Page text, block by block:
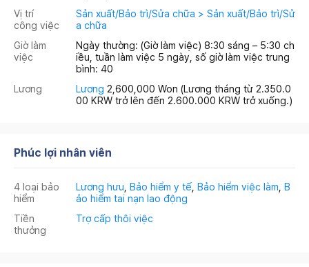
Vị trí
công việc
Sản xuất/Bảo trì/Sửa chữa > Sản xuất/Bảo trì/Sử
a chữa
Giờ làm
việc
Ngày thường: (Giờ làm việc) 8:30 sáng – 5:30 ch
iều, tuần làm việc 5 ngày, số giờ làm việc trung
bình: 40
Lương
Lương 2,600,000 Won (Lương tháng từ 2.350.0
00 KRW trở lên đến 2.600.000 KRW trở xuống.)
Phúc lợi nhân viên
4 loại bảo
hiểm
Lương hưu Bảo hiểm y tế Bảo hiểm việc làm B
ảo hiểm tai nạn lao động
Tiền
thưởng
Trợ cấp thôi việc